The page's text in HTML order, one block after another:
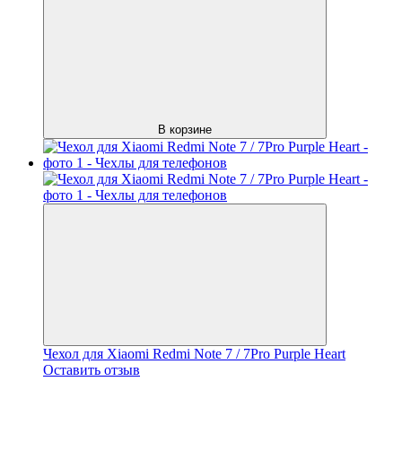
В корзине
Чехол для Xiaomi Redmi Note 7 / 7Pro Purple Heart
Оставить отзыв